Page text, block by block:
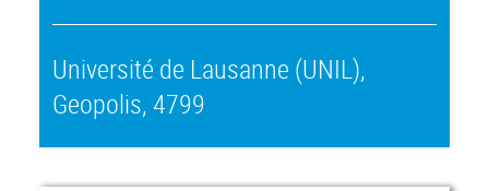
Université de Lausanne (UNIL),
Geopolis, 4799